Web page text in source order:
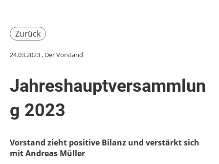
Zurück
24.03.2023, Der Vorstand
Jahreshauptversammlun
g 2023
Vorstand zieht positive Bilanz und verstärkt sich
mit Andreas Müller